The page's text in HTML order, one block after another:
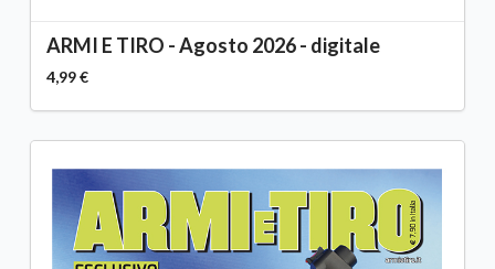
ARMI E TIRO - Agosto 2026 - digitale
4,99 €